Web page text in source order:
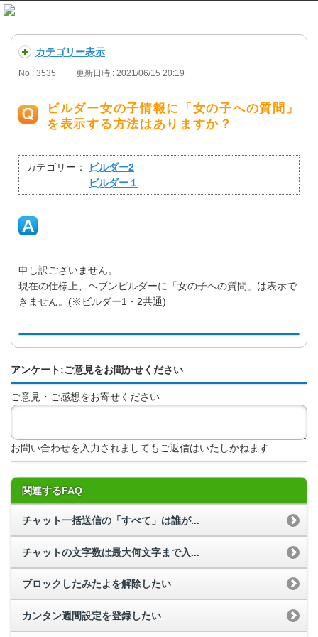
カテゴリー表示
No : 3535 更新日時 : 2021/06/15 20:19
ビルダー女の子情報に「女の子への質問」
を表示する方法はありますか？
カテゴリー：
ビルダー2
ビルダー１
申し訳ございません。
現在の仕様上、ヘブンビルダーに「女の子への質問」は表示で
きません。(※ビルダー1・2共通)
アンケート:ご意見をお聞かせください
ご意見・ご感想をお寄せください
お問い合わせを入力されましてもご返信はいたしかねます
関連するFAQ
チャット一括送信の「すべて」は誰が...
チャットの文字数は最大何文字まで入...
ブロックしたみたよを解除したい
カンタン週間設定を登録したい